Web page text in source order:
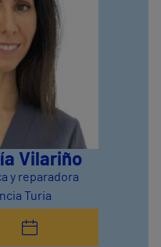
Vilariño
y reparadora
Turia